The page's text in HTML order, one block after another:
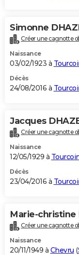
Simonne
Créer une cagnotte
Naissance
03/02/1923 à
Décès
24/08/2016 à
Jacques
Créer une cagnotte
Naissance
12/05/1929 à
Décès
23/04/2016 à
Marie-christine
Créer une cagnotte
Naissance
20/11/1949 à Chevru (